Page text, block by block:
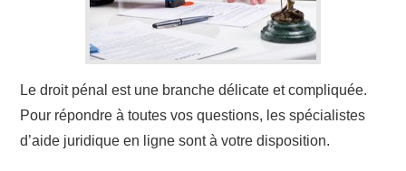
Le droit pénal est une branche délicate et compliquée.
Pour répondre à toutes vos questions, les spécialistes
d’aide juridique en ligne sont à votre disposition.